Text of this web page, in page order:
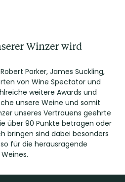
Winzer wird
Parker, James Suckling,
von Wine Spectator und
weitere Awards und
unsere Weine und somit
unseres Vertrauens geehrte
über 90 Punkte betragen oder
bringen sind dabei besonders
für die herausragende